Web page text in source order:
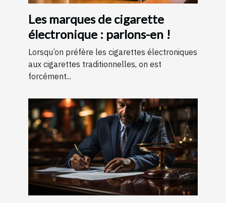
Les marques de cigarette
électronique : parlons-en !
Lorsqu’on préfère les cigarettes électroniques
aux cigarettes traditionnelles, on est
forcément...